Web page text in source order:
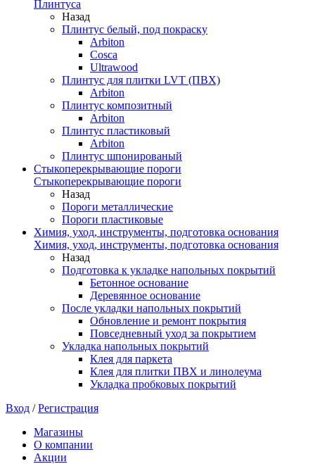
Плинтуса
Назад
Плинтус белый, под покраску
Arbiton
Cosca
Ultrawood
Плинтус для плитки LVT (ПВХ)
Arbiton
Плинтус композитный
Arbiton
Плинтус пластиковый
Arbiton
Плинтус шпонированый
Стыкоперекрывающие пороги
Стыкоперекрывающие пороги
Назад
Пороги металлические
Пороги пластиковые
Химия, уход, инструменты, подготовка основания
Химия, уход, инструменты, подготовка основания
Назад
Подготовка к укладке напольных покрытий
Бетонное основание
Деревянное основание
После укладки напольных покрытий
Обновление и ремонт покрытия
Повседневный уход за покрытием
Укладка напольных покрытий
Клея для паркета
Клея для плитки ПВХ и линолеума
Укладка пробковых покрытий
Вход /Регистрация
Магазины
О компании
Акции